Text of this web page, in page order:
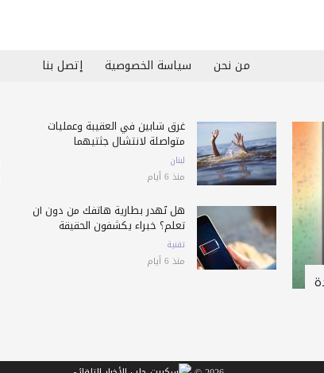
من نحن سياسة الخصوصية إتصل بنا
غرق شابين في العقيبة وعمليات
متواصلة لانتشال جثتيهما
لبنان
منذ 6 أيام
هل تُهدر بطارية هاتفك من دون أن
تعلم؟ خبراء يكشفون الحقيقة
تقنية
منذ 6 أيام